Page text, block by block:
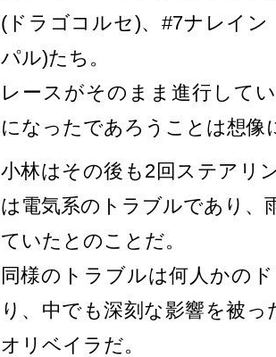
(ドラゴコルセ)、#7ナレイ
パル)たち。
レースがそのまま進行して
になったであろうことは想像
小林はその後も2回ステアリ
は電気系のトラブルであり、
ていたとのことだ。
同様のトラブルは何人かの
り、中でも深刻な影響を被
オリベイラだ。